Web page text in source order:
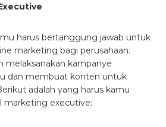
harus bertanggung jawab untuk
marketing bagi perusahaan.
melaksanakan kampanye
dan membuat konten untuk
adalah yang harus kamu
marketing executive: